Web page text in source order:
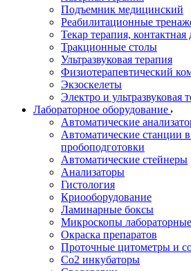
Подъемник медицинский
Реабилитационные
Текар терапия, контактная
Тракционные столы
Ультразвуковая терапия
Физиотерапевтический
Экзоскелеты
Электро и ультразвуковая
Лабораторное оборудование
Автоматические
Автоматические станции
пробоподготовки
Автоматические стейнеры
Анализаторы
Гистология
Криооборудование
Ламинарные боксы
Микроскопы лабораторные
Окраска препаратов
Проточные цитометры и
Со2 инкубаторы